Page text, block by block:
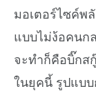
มอเตอร์ไซค์พ
แบบไม่ง้อคนก
จะทำก็คือบิ๊กส
ในยุคนี้ รูปแบบ